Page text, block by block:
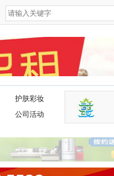
护肤彩妆
公司活动